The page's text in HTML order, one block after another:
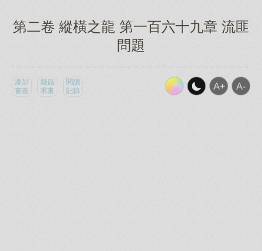
第二卷 縱橫之龍 第一百六十九章 流匪
問題
添加
書簽
報錯
求書
閱讀
記錄